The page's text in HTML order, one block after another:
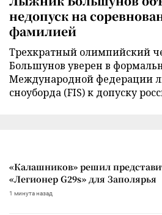
недопуск на
фамилией
Трехкратный олимпийский
Большунов уверен в
Международной федерации
сноуборда (FIS) к допуску
«Калашников» решил
«Легионер G29s» для Заполярья
1 минута назад